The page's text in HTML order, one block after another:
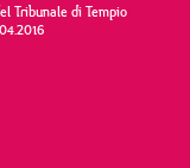
Tribunale di Tempio